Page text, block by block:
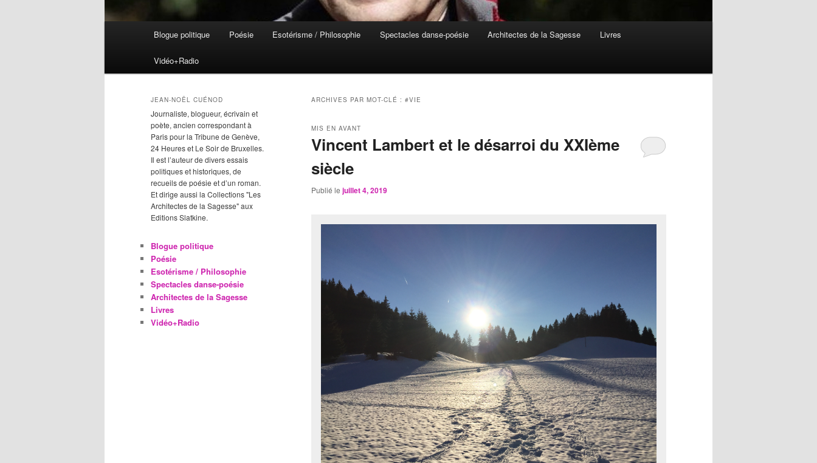
Aller
au
contenu
principal
Aller
au
contenu
secondaire
Blogue politique Poésie Esotérisme / Philosophie Spectacles danse-poésie Architectes de la Sagesse Livres
Vidéo+Radio
ARCHIVES PAR MOT-CLÉ : #VIE
Vincent Lambert et le désarroi du XXIème
siècle
MIS EN AVANT
Publié le juillet 4, 2019
JEAN-NOËL CUÉNOD
Journaliste, blogueur, écrivain et
poète, ancien correspondant à
Paris pour la Tribune de Genève,
24 Heures et Le Soir de Bruxelles.
Il est l’auteur de divers essais
politiques et historiques, de
recueils de poésie et d’un roman.
Et dirige aussi la Collections "Les
Architectes de la Sagesse" aux
Editions Slatkine.
Blogue politique
Poésie
Esotérisme / Philosophie
Spectacles danse-poésie
Architectes de la Sagesse
Livres
Vidéo+Radio